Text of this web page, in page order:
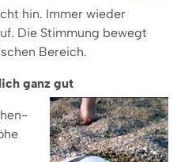
hin. Immer wieder
Die Stimmung bewegt
Bereich.
ganz gut